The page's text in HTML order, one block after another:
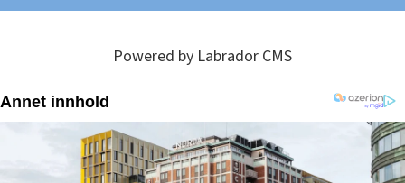
Powered by Labrador CMS